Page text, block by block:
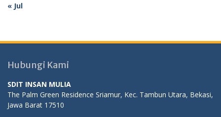
« Jul
Hubungi Kami
SDIT INSAN MULIA
The Palm Green Residence Sriamur, Kec. Tambun Utara, Bekasi,
Jawa Barat 17510